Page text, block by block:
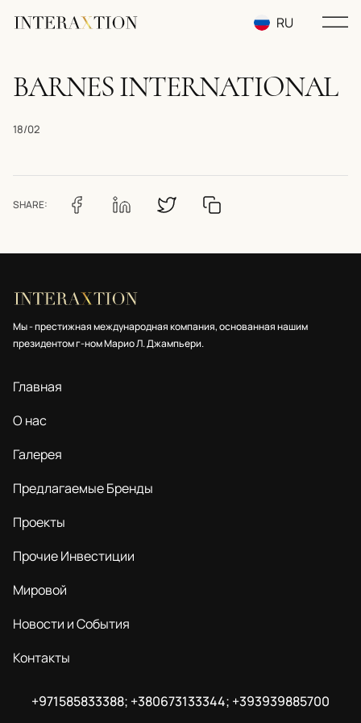
UA
RU
BARNES INTERNATIONAL
18/02
SHARE:
Мы - престижная международная компания, основанная нашим
президентом г-ном Марио Л. Джампьери.
Главная
О нас
Галерея
Предлагаемые Бренды
Проекты
Прочие Инвестиции
Мировой
Новости и События
Контакты
+971585833388; +380673133344; +393939885700